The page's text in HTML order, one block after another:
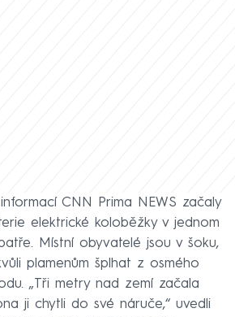
CNN Prima NEWS začaly
elektrické koloběžky v jednom
Místní obyvatelé jsou v šoku,
plamenům šplhat z osmého
„Tři metry nad zemí začala
ji chytli do své náruče,“ uvedli